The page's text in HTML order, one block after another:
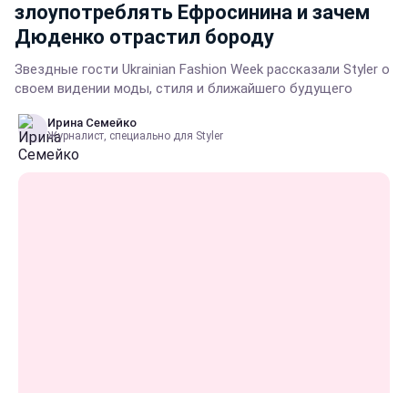
злоупотреблять Ефросинина и зачем
Дюденко отрастил бороду
Звездные гости Ukrainian Fashion Week рассказали Styler о
своем видении моды, стиля и ближайшего будущего
Ирина Семейко
Журналист, специально для Styler